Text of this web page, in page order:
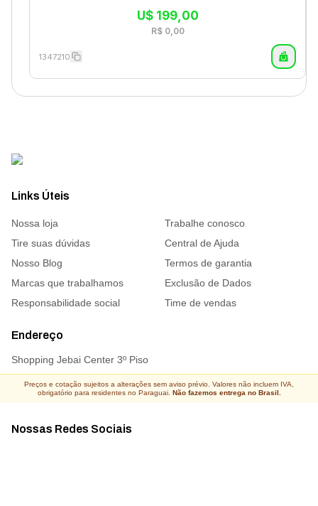
U$ 199,00
R$ 0,00
1347210
Links Úteis
Nossa loja
Trabalhe conosco
Tire suas dúvidas
Central de Ajuda
Nosso Blog
Termos de garantia
Marcas que trabalhamos
Exclusão de Dados
Responsabilidade social
Time de vendas
Endereço
Shopping Jebai Center 3º Piso
Nossas Redes Sociais
Preços e cotação sujeitos a alterações sem aviso prévio. Valores não incluem IVA,
obrigatório para residentes no Paraguai. Não fazemos entrega no Brasil.